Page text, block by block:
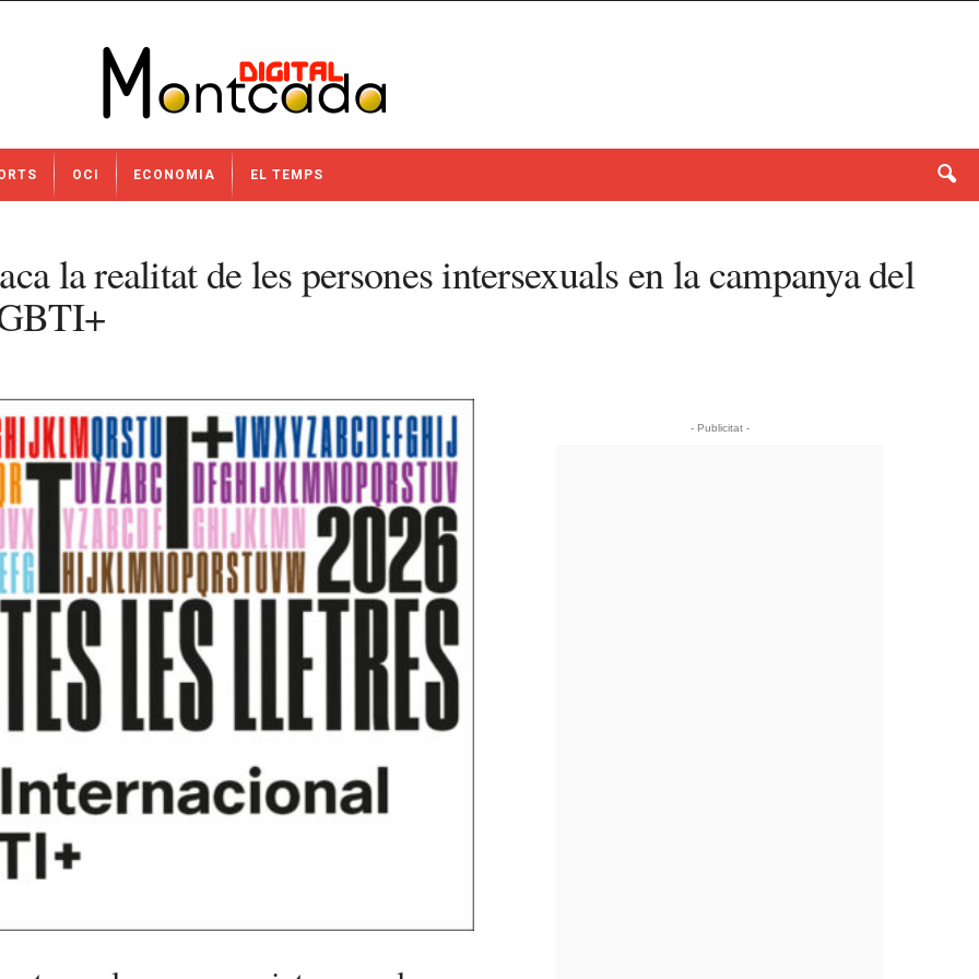
OCI ECONOMIA EL TEMPS
la realitat de les persones intersexuals en la campanya del
- Publicitat -